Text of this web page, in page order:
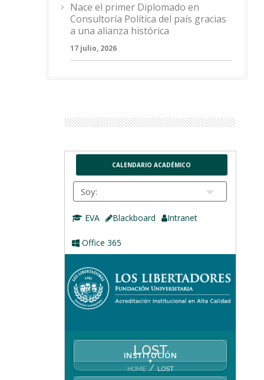
Nace el primer Diplomado en
Consultoría Política del país gracias
a una alianza histórica
17 julio, 2026